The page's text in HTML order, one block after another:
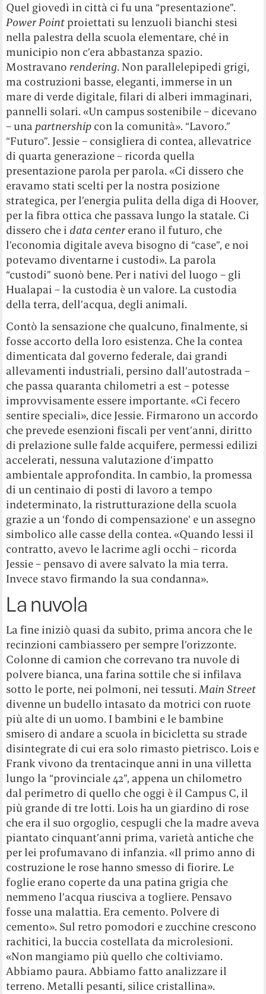
Quel giovedì in città ci fu una “presentazione”.
Power Point proiettati su lenzuoli bianchi stesi
nella palestra della scuola elementare, ché in
municipio non c’era abbastanza spazio.
Mostravano rendering. Non parallelepipedi grigi,
ma costruzioni basse, eleganti, immerse in un
mare di verde digitale, filari di alberi immaginari,
pannelli solari. «Un campus sostenibile – dicevano
– una partnership con la comunità». “Lavoro.”
“Futuro”. Jessie – consigliera di contea, allevatrice
di quarta generazione – ricorda quella
presentazione parola per parola. «Ci dissero che
eravamo stati scelti per la nostra posizione
strategica, per l’energia pulita della diga di Hoover,
per la fibra ottica che passava lungo la statale. Ci
dissero che i data center erano il futuro, che
l’economia digitale aveva bisogno di “case”, e noi
potevamo diventarne i custodi». La parola
“custodi” suonò bene. Per i nativi del luogo – gli
Hualapai – la custodia è un valore. La custodia
della terra, dell’acqua, degli animali.
Contò la sensazione che qualcuno, finalmente, si
fosse accorto della loro esistenza. Che la contea
dimenticata dal governo federale, dai grandi
allevamenti industriali, persino dall’autostrada –
che passa quaranta chilometri a est – potesse
improvvisamente essere importante. «Ci fecero
sentire speciali», dice Jessie. Firmarono un accordo
che prevede esenzioni fiscali per vent’anni, diritto
di prelazione sulle falde acquifere, permessi edilizi
accelerati, nessuna valutazione d’impatto
ambientale approfondita. In cambio, la promessa
di un centinaio di posti di lavoro a tempo
indeterminato, la ristrutturazione della scuola
grazie a un ‘fondo di compensazione’ e un assegno
simbolico alle casse della contea. «Quando lessi il
contratto, avevo le lacrime agli occhi – ricorda
Jessie – pensavo di avere salvato la mia terra.
Invece stavo firmando la sua condanna».
La nuvola
La fine iniziò quasi da subito, prima ancora che le
recinzioni cambiassero per sempre l’orizzonte.
Colonne di camion che correvano tra nuvole di
polvere bianca, una farina sottile che si infilava
sotto le porte, nei polmoni, nei tessuti.Main Street
divenne un budello intasato da motrici con ruote
più alte di un uomo. I bambini e le bambine
smisero di andare a scuola in bicicletta su strade
disintegrate di cui era solo rimasto pietrisco. Lois e
Frank vivono da trentacinque anni in una villetta
lungo la “provinciale 42”, appena un chilometro
dal perimetro di quello che oggi è il Campus C, il
più grande di tre lotti. Lois ha un giardino di rose
che era il suo orgoglio, cespugli che la madre aveva
piantato cinquant’anni prima, varietà antiche che
per lei profumavano di infanzia. «Il primo anno di
costruzione le rose hanno smesso di fiorire. Le
foglie erano coperte da una patina grigia che
nemmeno l’acqua riusciva a togliere. Pensavo
fosse una malattia. Era cemento. Polvere di
cemento». Sul retro pomodori e zucchine crescono
rachitici, la buccia costellata da microlesioni.
«Non mangiamo più quello che coltiviamo.
Abbiamo paura. Abbiamo fatto analizzare il
terreno. Metalli pesanti, silice cristallina».